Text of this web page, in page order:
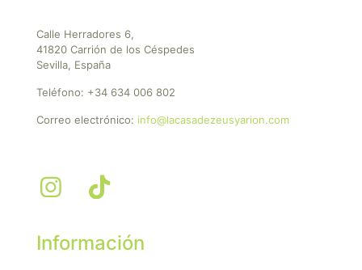
Calle Herradores 6,
41820 Carrión de los Céspedes
Sevilla, España
Teléfono: +34 634 006 802
Correo electrónico: info@lacasadezeusyarion.com
Información